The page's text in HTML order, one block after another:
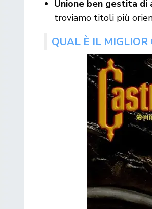
Unione ben gestita di
troviamo titoli più
QUAL È IL MIGLIOR